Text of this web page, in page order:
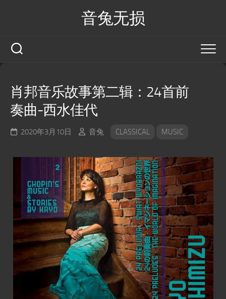
音兔无损
肖邦音乐故事第二辑：24首前
奏曲-西水佳代
2020年3月10日 音兔 CLASSICAL MUSIC